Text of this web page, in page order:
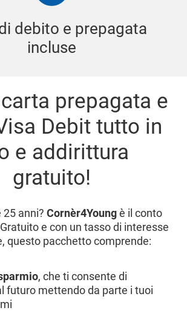
debito e prepagata
incluse
prepagata e
Debit tutto in
e addirittura
gratuito!
25 anni? Cornèr4Youngè il conto
e con un tasso di interesse
questo pacchetto comprende:
, che ti consente di
futuro mettendo da parte i tuoi